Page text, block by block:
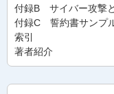
付録B サイバー攻撃
付録C 誓約書サンプ
索引
著者紹介